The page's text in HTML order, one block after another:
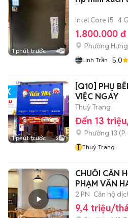
1 phút trước 4
Intel Core i5 4
1.800.000 đ
Phường
Linh Trần 5.0
1 phút trước 2
[Q10] PHỤ
VIỆC NGAY
Thuỳ Trang
Đến 13
Phường 13 (
T Thuỳ Trang
CHUỖI CĂN
PHẠM VĂN
MẠNH T8
2 PN Căn hộ
9,4 triệu/